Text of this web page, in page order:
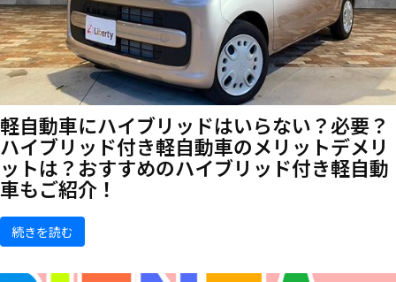
軽自動車にハイブリッドはいらない？必要？
ハイブリッド付き軽自動車のメリットデメリ
ットは？おすすめのハイブリッド付き軽自動
車もご紹介！
続きを読む